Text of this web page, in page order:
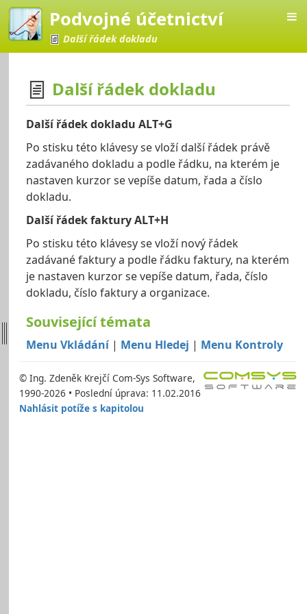
Podvojné účetnictví
Další řádek dokladu
Další řádek dokladu
Další řádek dokladu ALT+G
Po stisku této klávesy se vloží další řádek právě
zadávaného dokladu a podle řádku, na kterém je
nastaven kurzor se vepíše datum, řada a číslo
dokladu.
Další řádek faktury ALT+H
Po stisku této klávesy se vloží nový řádek
zadávané faktury a podle řádku faktury, na kterém
je nastaven kurzor se vepíše datum, řada, číslo
dokladu, číslo faktury a organizace.
Související témata
Menu Vkládání| Menu Hledej | Menu Kontroly
© Ing. Zdeněk Krejčí Com-Sys Software,
1990-2026 • Poslední úprava: 11.02.2016
Nahlásit potíže s kapitolou